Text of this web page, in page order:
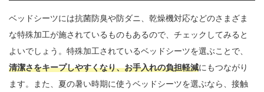
ベッドシーツには抗菌防臭や防ダニ、乾燥機対応などのさまざま
な特殊加工が施されているものもあるので、チェックしてみると
よいでしょう。特殊加工されているベッドシーツを選ぶことで、
清潔さをキープしやすくなり、お手入れの負担軽減にもつながり
ます。また、夏の暑い時期に使うベッドシーツを選ぶなら、接触